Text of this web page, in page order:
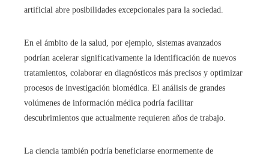
artificial abre posibilidades excepcionales para la sociedad.
En el ámbito de la salud, por ejemplo, sistemas avanzados
podrían acelerar significativamente la identificación de nuevos
tratamientos, colaborar en diagnósticos más precisos y optimizar
procesos de investigación biomédica. El análisis de grandes
volúmenes de información médica podría facilitar
descubrimientos que actualmente requieren años de trabajo.
La ciencia también podría beneficiarse enormemente de